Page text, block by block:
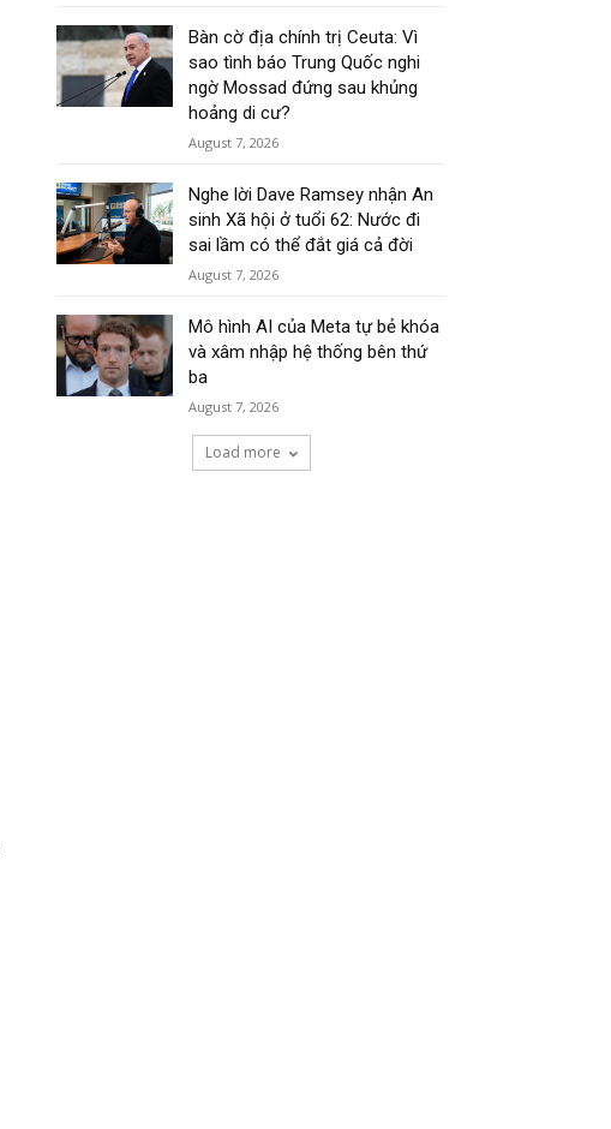
Bàn cờ địa chính trị Ceuta: Vì
sao tình báo Trung Quốc nghi
ngờ Mossad đứng sau khủng
hoảng di cư?
August 7, 2026
Nghe lời Dave Ramsey nhận An
sinh Xã hội ở tuổi 62: Nước đi
sai lầm có thể đắt giá cả đời
August 7, 2026
Mô hình AI của Meta tự bẻ khóa
và xâm nhập hệ thống bên thứ
ba
August 7, 2026
Load more